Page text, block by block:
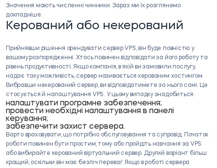
Значення мають численні чинники. Зараз ми їх розглянемо
докладніше.
Керований або некерований
Прийнявши рішення орендувати сервер VPS, він буде повністю у
вашому розпорядженні. Хтось повинен відповідати за його роботу та
рівень продуктивності. Якщо компанія, в якій ви замовили послугу,
надає таку можливість, сервер називається керованим хостингом.
Вибравши некерований сервер, ви відповідатимете за нього самі. Це
стосується й налаштування VPS. У цьому випадку знадобиться:
налаштувати програмне забезпечення;
провести необхідні налаштування в панелі
керування;
забезпечити захист сервера.
Варто враховувати, що потрібно обслуговування та супровід. Початок
роботи повинен бути простим, тому або пройдіть навчання за VPS
або вибирайте керований віртуальний сервер. Другий варіант більш
кращий, оскільки він має безліч переваг. Якщо в роботі сервера